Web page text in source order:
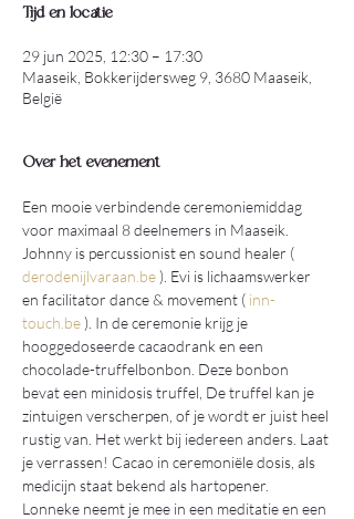
Tijd en locatie
29 jun 2025, 12:30 – 17:30
Maaseik, Bokkerijdersweg 9, 3680 Maaseik,
België
Over het evenement
Een mooie verbindende ceremoniemiddag
voor maximaal 8 deelnemers in Maaseik.
Johnny is percussionist en sound healer (
derodenijlvaraan.be ). Evi is lichaamswerker
en facilitator dance & movement ( inn-
touch.be ). In de ceremonie krijg je
hooggedoseerde cacaodrank en een
chocolade-truffelbonbon. Deze bonbon
bevat een minidosis truffel, De truffel kan je
zintuigen verscherpen, of je wordt er juist heel
rustig van. Het werkt bij iedereen anders. Laat
je verrassen! Cacao in ceremoniële dosis, als
medicijn staat bekend als hartopener.
Lonneke neemt je mee in een meditatie en een